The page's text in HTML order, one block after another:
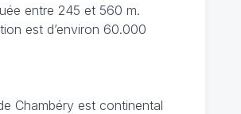
entre 245 et 560 m.
est d’environ 60.000
Chambéryest continental